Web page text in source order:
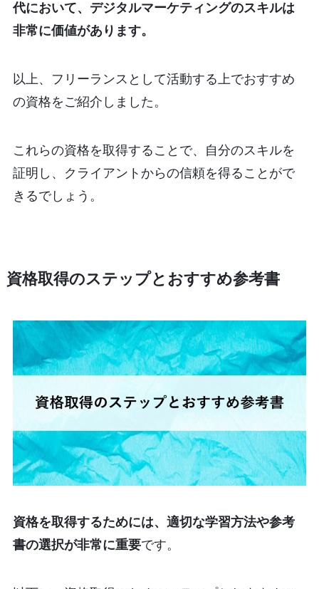
代において、デジタルマーケティングのスキルは
非常に価値があります。
以上、フリーランスとして活動する上でおすすめ
の資格をご紹介しました。
これらの資格を取得することで、自分のスキルを
証明し、クライアントからの信頼を得ることがで
きるでしょう。
資格取得のステップとおすすめ参考書
資格を取得するためには、適切な学習方法や参考
書の選択が非常に重要です。